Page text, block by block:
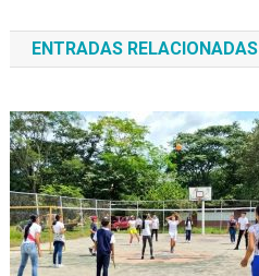
de
entradas
ENTRADAS RELACIONADAS